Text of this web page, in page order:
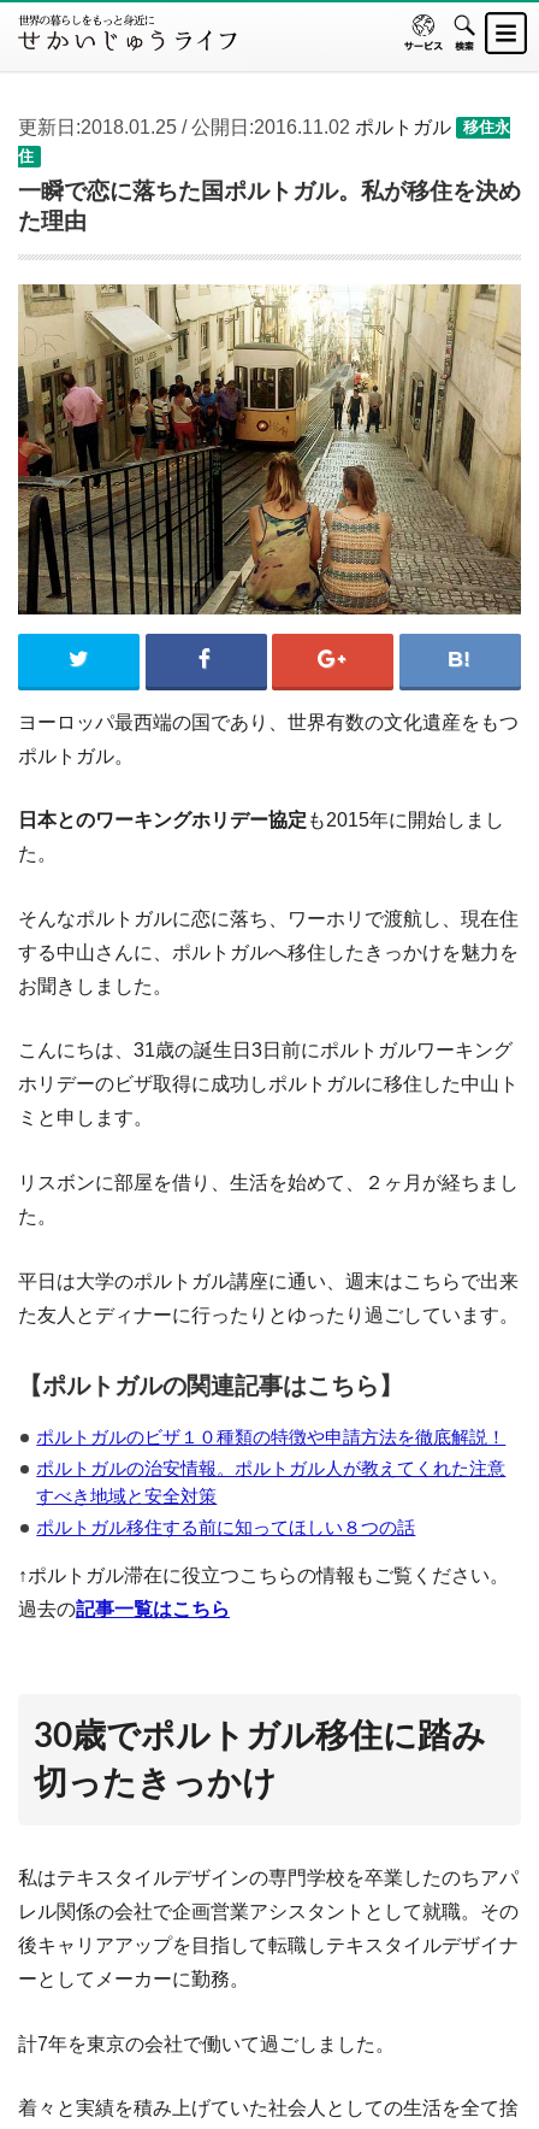
更新日:2018.01.25 / 公開日:2016.11.02 ポルトガル
移住永
住
一瞬で恋に落ちた国ポルトガル。私が移住を決め
た理由
ヨーロッパ最西端の国であり、世界有数の文化遺産をもつ
ポルトガル。
日本とのワーキングホリデー協定 も2015年に開始しまし
た。
そんなポルトガルに恋に落ち、ワーホリで渡航し、現在住
する中山さんに、ポルトガルへ移住したきっかけを魅力を
お聞きしました。
こんにちは、31歳の誕生日3日前にポルトガルワーキング
ホリデーのビザ取得に成功しポルトガルに移住した中山ト
ミと申します。
リスボンに部屋を借り、生活を始めて、２ヶ月が経ちまし
た。
平日は大学のポルトガル講座に通い、週末はこちらで出来
た友人とディナーに行ったりとゆったり過ごしています。
【ポルトガルの関連記事はこちら】
ポルトガルのビザ１０種類の特徴や申請方法を徹底解説！
ポルトガルの治安情報。ポルトガル人が教えてくれた注意
すべき地域と安全対策
ポルトガル移住する前に知ってほしい８つの話
↑ポルトガル滞在に役立つこちらの情報もご覧ください。
過去の記事一覧はこちら
30歳でポルトガル移住に踏み
切ったきっかけ
私はテキスタイルデザインの専門学校を卒業したのちアパ
レル関係の会社で企画営業アシスタントとして就職。その
後キャリアアップを目指して転職しテキスタイルデザイナ
ーとしてメーカーに勤務。
計7年を東京の会社で働いて過ごしました。
着々と実績を積み上げていた社会人としての生活を全て捨